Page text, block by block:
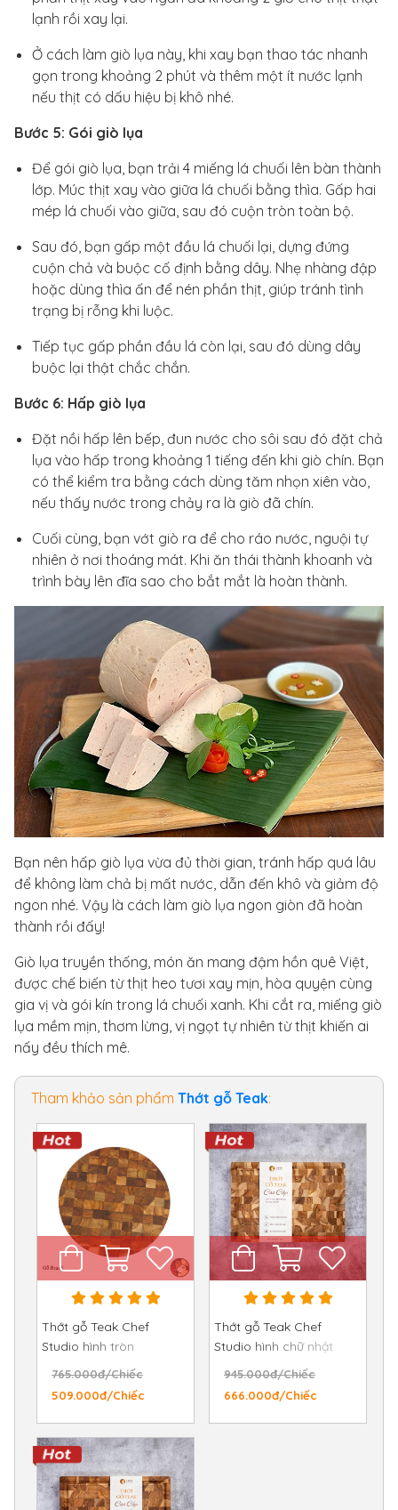
lạnh rồi xay lại.
Ở cách làm giò lụa này, khi xay bạn thao tác nhanh
gọn trong khoảng 2 phút và thêm một ít nước lạnh
nếu thịt có dấu hiệu bị khô nhé.
Bước 5: Gói giò lụa
Để gói giò lụa, bạn trải 4 miếng lá chuối lên bàn thành
lớp. Múc thịt xay vào giữa lá chuối bằng thìa. Gấp hai
mép lá chuối vào giữa, sau đó cuộn tròn toàn bộ.
Sau đó, bạn gấp một đầu lá chuối lại, dựng đứng
cuộn chả và buộc cố định bằng dây. Nhẹ nhàng đập
hoặc dùng thìa ấn để nén phần thịt, giúp tránh tình
trạng bị rỗng khi luộc.
Tiếp tục gấp phần đầu lá còn lại, sau đó dùng dây
buộc lại thật chắc chắn.
Bước 6: Hấp giò lụa
Đặt nồi hấp lên bếp, đun nước cho sôi sau đó đặt chả
lụa vào hấp trong khoảng 1 tiếng đến khi giò chín. Bạn
có thể kiểm tra bằng cách dùng tăm nhọn xiên vào,
nếu thấy nước trong chảy ra là giò đã chín.
Cuối cùng, bạn vớt giò ra để cho ráo nước, nguội tự
nhiên ở nơi thoáng mát. Khi ăn thái thành khoanh và
trình bày lên đĩa sao cho bắt mắt là hoàn thành.
Bạn nên hấp giò lụa vừa đủ thời gian, tránh hấp quá lâu
để không làm chả bị mất nước, dẫn đến khô và giảm độ
ngon nhé. Vậy là cách làm giò lụa ngon giòn đã hoàn
thành rồi đấy!
Giò lụa truyền thống, món ăn mang đậm hồn quê Việt,
được chế biến từ thịt heo tươi xay mịn, hòa quyện cùng
gia vị và gói kín trong lá chuối xanh. Khi cắt ra, miếng giò
lụa mềm mịn, thơm lừng, vị ngọt tự nhiên từ thịt khiến ai
nấy đều thích mê.
Tham khảo sản phẩm Thớt gỗ Teak:
Thớt gỗ Teak Chef
Studio hình tròn
30x30x3,5 cm
765.000đ/Chiếc
509.000đ/Chiếc
Thớt gỗ Teak Chef
Studio hình chữ nhật
28x40x3,5 cm
945.000đ/Chiếc
666.000đ/Chiếc